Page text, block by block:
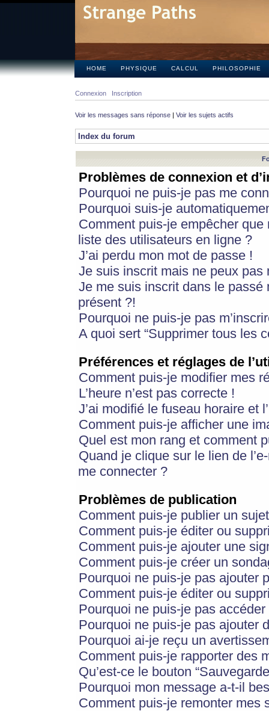
HOME PHYSIQUE CALCUL PHILOSOPHIE
Connexion Inscription
Voir les messages sans réponse | Voir les sujets actifs
Index du forum
Problèmes de connexion et
Pourquoi ne puis-je pas me
Pourquoi suis-je
Comment puis-je empêcher
liste des utilisateurs en ligne ?
J’ai perdu mon mot de passe !
Je suis inscrit mais ne peux pas
Je me suis inscrit dans le
présent ?!
Pourquoi ne puis-je pas
A quoi sert “Supprimer tous les
Préférences et réglages de
Comment puis-je modifier mes
L’heure n’est pas correcte !
J’ai modifié le fuseau horaire et
Comment puis-je afficher une
Quel est mon rang et comment
Quand je clique sur le lien de
me connecter ?
Problèmes de publication
Comment puis-je publier un
Comment puis-je éditer ou
Comment puis-je ajouter une
Comment puis-je créer un
Pourquoi ne puis-je pas ajouter
Comment puis-je éditer ou
Pourquoi ne puis-je pas
Pourquoi ne puis-je pas ajouter
Pourquoi ai-je reçu un
Comment puis-je rapporter des
Qu’est-ce le bouton
Pourquoi mon message a-t-il
Comment puis-je remonter mes